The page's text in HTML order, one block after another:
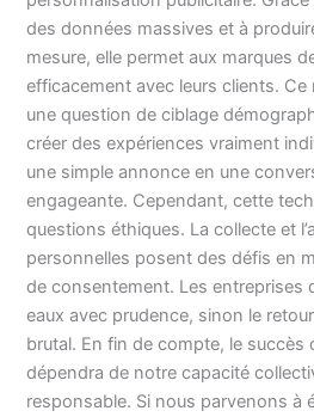
des données massives et à
mesure, elle permet aux marques
efficacement avec leurs clients. Ce
une question de ciblage
créer des expériences vraiment
une simple annonce en une
engageante. Cependant, cette
questions éthiques. La collecte et
personnelles posent des défis en
de consentement. Les entreprises
eaux avec prudence, sinon le
brutal. En fin de compte, le succès
dépendra de notre capacité
responsable. Si nous parvenons à